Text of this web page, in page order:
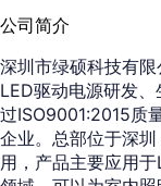
公司简介
深圳市绿硕科技有
LED驱动电源研发
过ISO9001:2015质
企业。总部位于深
用，产品主要应用